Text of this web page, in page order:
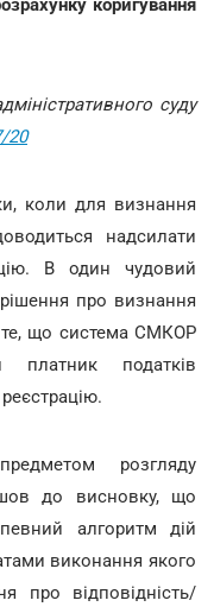
коригування
суду
20
коли для визнання
надсилати
В один чудовий
про визнання
те, що система СМКОР
податків
розгляду
до висновку, що
алгоритм дій
виконання якого
про відповідність/